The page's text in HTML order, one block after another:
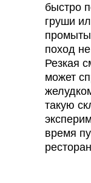
быстро
груши
поход
Резкая
может
такую
время